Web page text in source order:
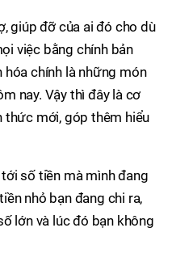
giúp đỡ của ai đó cho dù
việc bằng chính bản
hóa chính là những món
nay. Vậy thì đây là cơ
thức mới, góp thêm hiểu
tới số tiền mà mình đang
nhỏ bạn đang chi ra,
lớn và lúc đó bạn không